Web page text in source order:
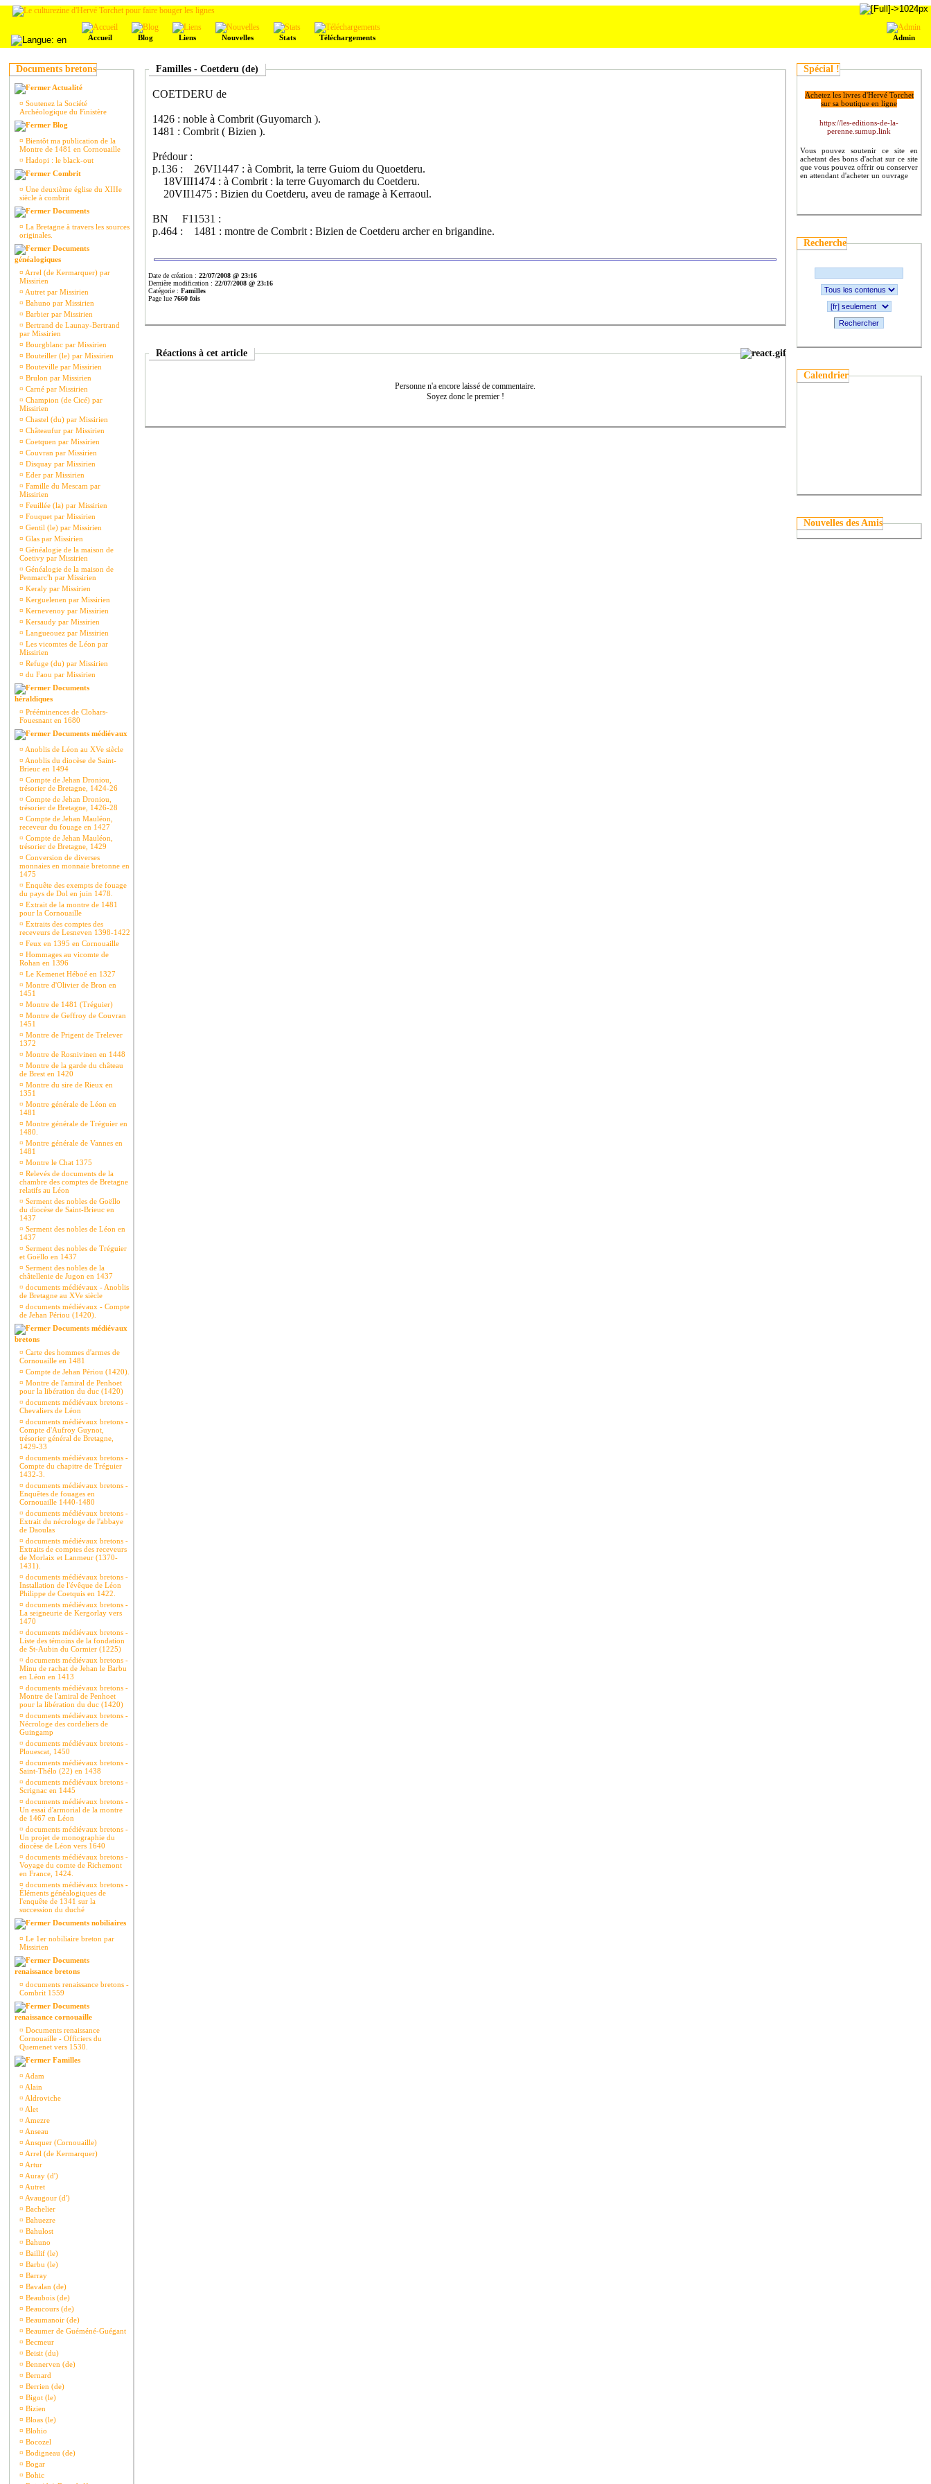
Admin
Accueil Blog Liens Nouvelles Stats Téléchargements
Documents bretons
Actualité
¤ Soutenez la Société
Archéologique du Finistère
Blog
¤ Bientôt ma publication de la
Montre de 1481 en Cornouaille
¤ Hadopi : le black-out
Combrit
¤ Une deuxième église du XIIIe
siècle à combrit
Documents
¤ La Bretagne à travers les sources
originales.
Documents
généalogiques
¤ Arrel (de Kermarquer) par
Missirien
¤ Autret par Missirien
¤ Bahuno par Missirien
¤ Barbier par Missirien
¤ Bertrand de Launay-Bertrand
par Missirien
¤ Bourgblanc par Missirien
¤ Bouteiller (le) par Missirien
¤ Bouteville par Missirien
¤ Brulon par Missirien
¤ Carné par Missirien
¤ Champion (de Cicé) par
Missirien
¤ Chastel (du) par Missirien
¤ Châteaufur par Missirien
¤ Coetquen par Missirien
¤ Couvran par Missirien
¤ Disquay par Missirien
¤ Eder par Missirien
¤ Famille du Mescam par
Missirien
¤ Feuillée (la) par Missirien
¤ Fouquet par Missirien
¤ Gentil (le) par Missirien
¤ Glas par Missirien
¤ Généalogie de la maison de
Coetivy par Missirien
¤ Généalogie de la maison de
Penmarc'h par Missirien
¤ Keraly par Missirien
¤ Kerguelenen par Missirien
¤ Kernevenoy par Missirien
¤ Kersaudy par Missirien
¤ Langueouez par Missirien
¤ Les vicomtes de Léon par
Missirien
¤ Refuge (du) par Missirien
¤ du Faou par Missirien
Documents
héraldiques
¤ Prééminences de Clohars-
Fouesnant en 1680
Documents médiévaux
¤ Anoblis de Léon au XVe siècle
¤ Anoblis du diocèse de Saint-
Brieuc en 1494
¤ Compte de Jehan Droniou,
trésorier de Bretagne, 1424-26
¤ Compte de Jehan Droniou,
trésorier de Bretagne, 1426-28
¤ Compte de Jehan Mauléon,
receveur du fouage en 1427
¤ Compte de Jehan Mauléon,
trésorier de Bretagne, 1429
¤ Conversion de diverses
monnaies en monnaie bretonne en
1475
¤ Enquête des exempts de fouage
du pays de Dol en juin 1478.
¤ Extrait de la montre de 1481
pour la Cornouaille
¤ Extraits des comptes des
receveurs de Lesneven 1398-1422
¤ Feux en 1395 en Cornouaille
¤ Hommages au vicomte de
Rohan en 1396
¤ Le Kemenet Héboé en 1327
¤ Montre d'Olivier de Bron en
1451
¤ Montre de 1481 (Tréguier)
¤ Montre de Geffroy de Couvran
1451
¤ Montre de Prigent de Trelever
1372
¤ Montre de Rosnivinen en 1448
¤ Montre de la garde du château
de Brest en 1420
¤ Montre du sire de Rieux en
1351
¤ Montre générale de Léon en
1481
¤ Montre générale de Tréguier en
1480.
¤ Montre générale de Vannes en
1481
¤ Montre le Chat 1375
¤ Relevés de documents de la
chambre des comptes de Bretagne
relatifs au Léon
¤ Serment des nobles de Goëllo
du diocèse de Saint-Brieuc en
1437
¤ Serment des nobles de Léon en
1437
¤ Serment des nobles de Tréguier
et Goëllo en 1437
¤ Serment des nobles de la
châtellenie de Jugon en 1437
¤ documents médiévaux - Anoblis
de Bretagne au XVe siècle
¤ documents médiévaux - Compte
de Jehan Périou (1420).
Documents médiévaux
bretons
¤ Carte des hommes d'armes de
Cornouaille en 1481
¤ Compte de Jehan Périou (1420).
¤ Montre de l'amiral de Penhoet
pour la libération du duc (1420)
¤ documents médiévaux bretons -
Chevaliers de Léon
¤ documents médiévaux bretons -
Compte d'Aufroy Guynot,
trésorier général de Bretagne,
1429-33
¤ documents médiévaux bretons -
Compte du chapitre de Tréguier
1432-3.
¤ documents médiévaux bretons -
Enquêtes de fouages en
Cornouaille 1440-1480
¤ documents médiévaux bretons -
Extrait du nécrologe de l'abbaye
de Daoulas
¤ documents médiévaux bretons -
Extraits de comptes des receveurs
de Morlaix et Lanmeur (1370-
1431).
¤ documents médiévaux bretons -
Installation de l'évêque de Léon
Philippe de Coetquis en 1422.
¤ documents médiévaux bretons -
La seigneurie de Kergorlay vers
1470
¤ documents médiévaux bretons -
Liste des témoins de la fondation
de St-Aubin du Cormier (1225)
¤ documents médiévaux bretons -
Minu de rachat de Jehan le Barbu
en Léon en 1413
¤ documents médiévaux bretons -
Montre de l'amiral de Penhoet
pour la libération du duc (1420)
¤ documents médiévaux bretons -
Nécrologe des cordeliers de
Guingamp
¤ documents médiévaux bretons -
Plouescat, 1450
¤ documents médiévaux bretons -
Saint-Thélo (22) en 1438
¤ documents médiévaux bretons -
Scrignac en 1445
¤ documents médiévaux bretons -
Un essai d'armorial de la montre
de 1467 en Léon
¤ documents médiévaux bretons -
Un projet de monographie du
diocèse de Léon vers 1640
¤ documents médiévaux bretons -
Voyage du comte de Richemont
en France, 1424.
¤ documents médiévaux bretons -
Éléments généalogiques de
l'enquête de 1341 sur la
succession du duché
Documents nobiliaires
¤ Le 1er nobiliaire breton par
Missirien
Documents
renaissance bretons
¤ documents renaissance bretons -
Combrit 1559
Documents
renaissance cornouaille
¤ Documents renaissance
Cornouaille - Officiers du
Quemenet vers 1530.
Familles
¤ Adam
¤ Alain
¤ Aldroviche
¤ Alet
¤ Amezre
¤ Anseau
¤ Ansquer (Cornouaille)
¤ Arrel (de Kermarquer)
¤ Artur
¤ Auray (d')
¤ Autret
¤ Avaugour (d')
¤ Bachelier
¤ Bahuezre
¤ Bahulost
¤ Bahuno
¤ Baillif (le)
¤ Barbu (le)
¤ Barray
¤ Bavalan (de)
¤ Beaubois (de)
¤ Beaucours (de)
¤ Beaumanoir (de)
¤ Beaumer de Guéméné-Guégant
¤ Becmeur
¤ Beisit (du)
¤ Bennerven (de)
¤ Bernard
¤ Berrien (de)
¤ Bigot (le)
¤ Bizien
¤ Bloas (le)
¤ Blohio
¤ Bocozel
¤ Bodigneau (de)
¤ Bogar
¤ Bohic
Familles - Coetderu (de)
COETDERU de
1426 : noble à Combrit (Guyomarch ).
1481 : Combrit ( Bizien ).
Prédour :
p.136 : 26VI1447 : à Combrit, la terre Guiom du Quoetderu.
18VIII1474 : à Combrit : la terre Guyomarch du Coetderu.
20VII1475 : Bizien du Coetderu, aveu de ramage à Kerraoul.
BN F11531 :
p.464 : 1481 : montre de Combrit : Bizien de Coetderu archer en brigandine.
Date de création : 22/07/2008 @ 23:16
Dernière modification : 22/07/2008 @ 23:16
Catégorie : Familles
Page lue 7660 fois
Réactions à cet article
Personne n'a encore laissé de commentaire.
Soyez donc le premier !
Spécial !
Achetez les livres d'Hervé Torchet
sur sa boutique en ligne
https://les-editions-de-la-
perenne.sumup.link
Vous pouvez soutenir ce site en
achetant des bons d'achat sur ce site
que vous pouvez offrir ou conserver
en attendant d'acheter un ouvrage
Recherche
Rechercher
Calendrier
Nouvelles des Amis